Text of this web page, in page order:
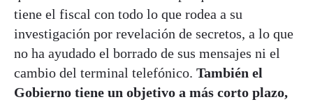
tiene el fiscal con todo lo que rodea a su
investigación por revelación de secretos, a lo que
no ha ayudado el borrado de sus mensajes ni el
cambio del terminal telefónico. También el
Gobierno tiene un objetivo a más corto plazo,